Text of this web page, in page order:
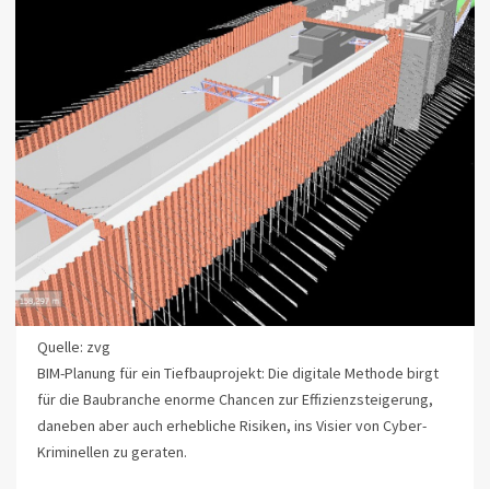
Quelle: zvg
BIM-Planung für ein Tiefbauprojekt: Die digitale Methode birgt
für die Baubranche enorme Chancen zur Effizienzsteigerung,
daneben aber auch erhebliche Risiken, ins Visier von Cyber-
Kriminellen zu geraten.